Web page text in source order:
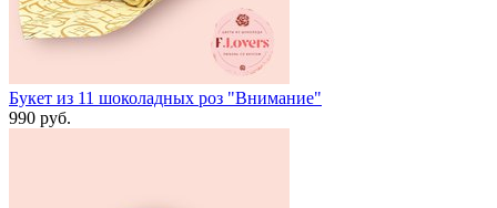
Букет из 11 шоколадных роз "Внимание"
990 руб.